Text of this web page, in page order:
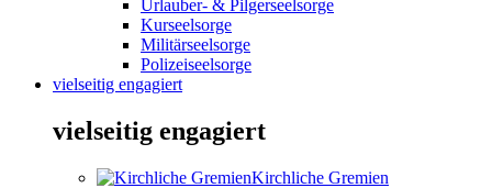
Urlauber- & Pilgerseelsorge
Kurseelsorge
Militärseelsorge
Polizeiseelsorge
vielseitig engagiert
vielseitig engagiert
Kirchliche Gremien